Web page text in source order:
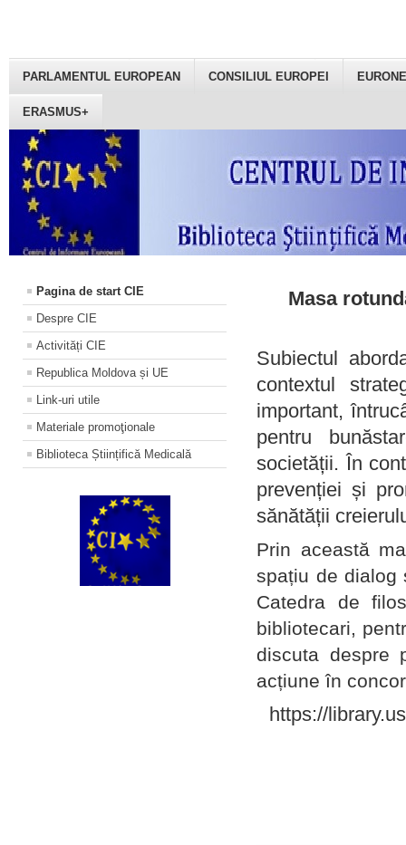
PARLAMENTUL EUROPEAN CONSILIUL EUROPEI
ERASMUS+
Pagina de start CIE
Despre CIE
Activități CIE
Republica Moldova și UE
Link-uri utile
Materiale promoţionale
Biblioteca Științifică Medicală
Masa
Subiectul
contextul
important,
pentru
societății. În
prevenției și
sănătății
Prin această
spațiu de dialog
Catedra de
bibliotecari,
discuta despre
acțiune în
https://